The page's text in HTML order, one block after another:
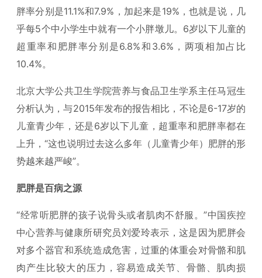
胖率分别是11.1%和7.9%，加起来是19%，也就是说，几
乎每5个中小学生中就有一个小胖墩儿。6岁以下儿童的
超重率和肥胖率分别是6.8%和3.6%，两项相加占比
10.4%。
北京大学公共卫生学院营养与食品卫生学系主任马冠生
分析认为，与2015年发布的报告相比，不论是6-17岁的
儿童青少年，还是6岁以下儿童，超重率和肥胖率都在
上升，“这也说明过去这么多年（儿童青少年）肥胖的形
势越来越严峻”。
肥胖是百病之源
“经常听肥胖的孩子说骨头或者肌肉不舒服。”中国疾控
中心营养与健康所研究员刘爱玲表示，这是因为肥胖会
对多个器官和系统造成危害，过重的体重会对骨骼和肌
肉产生比较大的压力，容易造成关节、骨骼、肌肉损